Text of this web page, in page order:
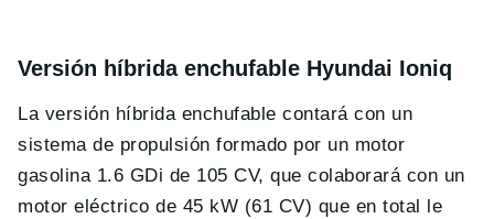
Versión híbrida enchufable Hyundai Ioniq
La versión híbrida enchufable contará con un
sistema de propulsión formado por un motor
gasolina 1.6 GDi de 105 CV, que colaborará con un
motor eléctrico de 45 kW (61 CV) que en total le